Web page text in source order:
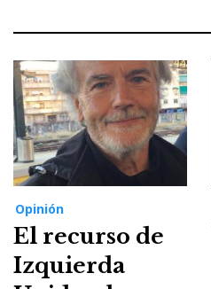
Opinión
El recurso de
Izquierda